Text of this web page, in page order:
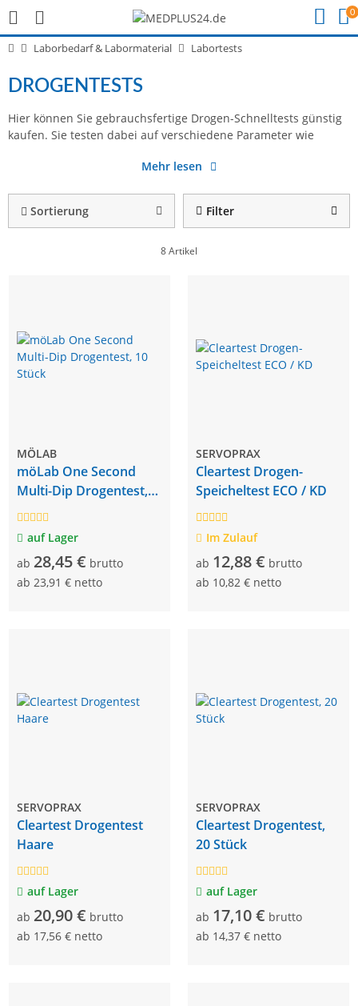
0
Laborbedarf & Labormaterial Labortests
DROGENTESTS
Hier können Sie gebrauchsfertige Drogen-Schnelltests günstig
kaufen. Sie testen dabei auf verschiedene Parameter wie
Amphetamin, Ecstasy oder Kokain und liefern schnelle
Ergebnisse. So eignet sich beispielsweise der Cleartest
Speicheltest oder die MTD Urin-Drogenteststreifen
Mehr lesen
Filter
Sortierung
8 Artikel
MÖLAB
möLab One Second
Multi-Dip Drogentest,
10 Stück
auf Lager
ab 28,45 € brutto
ab 23,91 € netto
SERVOPRAX
Cleartest Drogen-
Speicheltest ECO / KD
Im Zulauf
ab 12,88 € brutto
ab 10,82 € netto
SERVOPRAX
Cleartest Drogentest
Haare
auf Lager
ab 20,90 € brutto
ab 17,56 € netto
SERVOPRAX
Cleartest Drogentest,
20 Stück
auf Lager
ab 17,10 € brutto
ab 14,37 € netto